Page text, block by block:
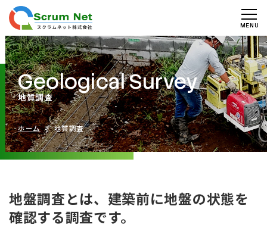
Geological Survey
地質調査
ホーム> 地質調査
地盤調査とは、建築前に地盤の状態を
確認する調査です。